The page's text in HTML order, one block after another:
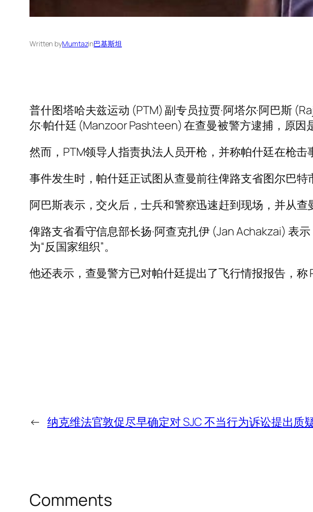
Written byMumtazin巴基斯坦
普什图塔哈夫兹运动 (PTM) 副专员拉贾·阿塔尔·阿巴斯
尔·帕什廷 (Manzoor Pashteen) 在查曼被警方逮捕，原因
然而，PTM领导人指责执法人员开枪，并称帕什廷在枪击
事件发生时，帕什廷正试图从查曼前往俾路支省图尔巴特
阿巴斯表示，交火后，士兵和警察迅速赶到现场，并从查
俾路支省看守信息部长扬·阿查克扎伊 (Jan Achakzai) 表
为“反国家组织”。
他还表示，查曼警方已对帕什廷提出了飞行情报报告，称
← 纳克维法官敦促尽早确定对 SJC 不当行为诉讼提出质
Comments